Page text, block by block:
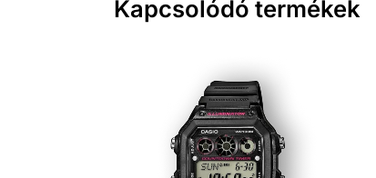
Kapcsolódó termékek